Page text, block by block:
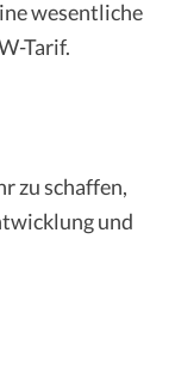
wesentliche
Tarif.
zu schaffen,
und